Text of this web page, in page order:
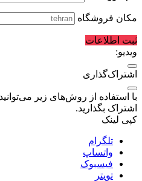
مکان فروشگاه
ثبت اطلاعات
ویدیو:
اشتراک‌گذاری
با استفاده از روش‌های زیر
اشتراک بگذارید.
کپی لینک
تلگرام
واتساپ
فیسبوک
تویتر